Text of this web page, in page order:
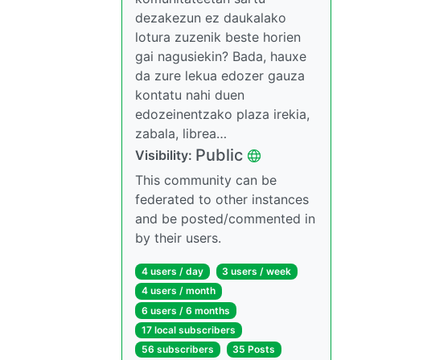
dezakezun ez daukalako
lotura zuzenik beste horien
gai nagusiekin? Bada, hauxe
da zure lekua edozer gauza
kontatu nahi duen
edozeinentzako plaza irekia,
zabala, librea…
Visibility: Public
This community can be
federated to other instances
and be posted/commented in
by their users.
4 users / day
3 users / week
4 users / month
6 users / 6 months
17 local subscribers
56 subscribers
35 Posts